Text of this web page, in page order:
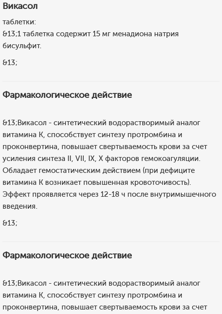
Викасол
таблетки:
&13;1 таблетка содержит 15 мг менадиона натрия
бисульфит.
&13;
Фармакологическое действие
&13;Викасол - синтетический водорастворимый аналог
витамина K, способствует синтезу протромбина и
проконвертина, повышает свертываемость крови за счет
усиления синтеза II, VII, IX, X факторов гемокоагуляции.
Обладает гемостатическим действием (при дефиците
витамина К возникает повышенная кровоточивость).
Эффект проявляется через 12-18 ч после внутримышечного
введения.
&13;
Фармакологическое действие
&13;Викасол - синтетический водорастворимый аналог
витамина K, способствует синтезу протромбина и
проконвертина, повышает свертываемость крови за счет